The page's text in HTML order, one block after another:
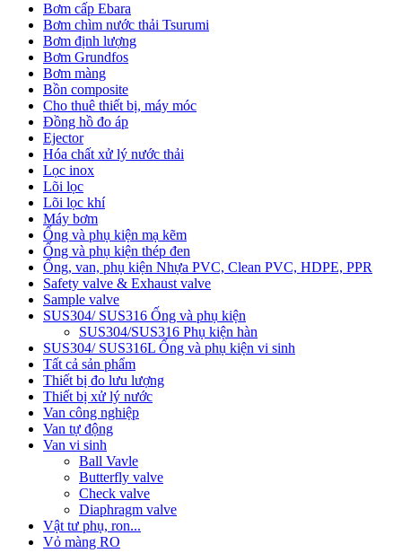
Bơm cấp Ebara
Bơm chìm nước thải Tsurumi
Bơm định lượng
Bơm Grundfos
Bơm màng
Bồn composite
Cho thuê thiết bị, máy móc
Đồng hồ đo áp
Ejector
Hóa chất xử lý nước thải
Lọc inox
Lõi lọc
Lõi lọc khí
Máy bơm
Ống và phụ kiện mạ kẽm
Ống và phụ kiện thép đen
Ống, van, phụ kiện Nhựa PVC, Clean PVC, HDPE, PPR
Safety valve & Exhaust valve
Sample valve
SUS304/ SUS316 Ống và phụ kiện
SUS304/SUS316 Phụ kiện hàn
SUS304/ SUS316L Ống và phụ kiện vi sinh
Tất cả sản phẩm
Thiết bị đo lưu lượng
Thiết bị xử lý nước
Van công nghiệp
Van tự động
Van vi sinh
Ball Vavle
Butterfly valve
Check valve
Diaphragm valve
Vật tư phụ, ron...
Vỏ màng RO